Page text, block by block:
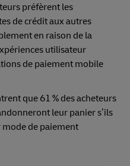
préfèrent les
de crédit aux autres
en raison de la
utilisateur
de paiement mobile
que 61 % des acheteurs
leur panier s’ils
mode de paiement